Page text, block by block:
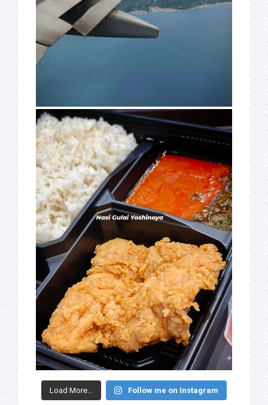
Load More... Follow me on Instagram